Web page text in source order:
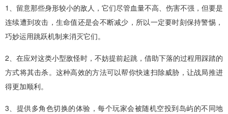
1、留意那些身形较小的敌人，它们尽管血量不高、伤害不强，但要是
连续遭到攻击，生命值还是会不断减少，所以一定要时刻保持警惕，
巧妙运用跳跃机制来消灭它们。
2、在应对这类小型敌怪时，不妨提前起跳，借助下落的过程用踩踏的
方式将其击杀。这种高效的方法可以帮你快速扫除威胁，让战局推进
得更加顺利。
3、提供多角色切换的体验，每个玩家会被随机空投到岛屿的不同地